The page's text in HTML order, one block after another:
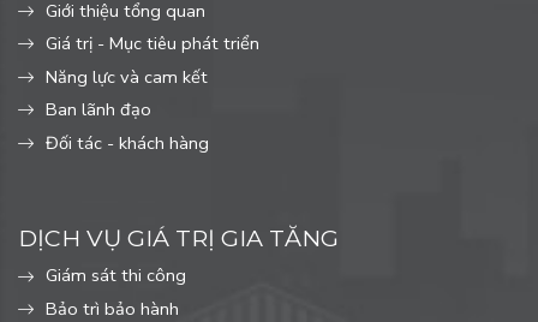
Giới thiệu tổng quan
Giá trị - Mục tiêu phát triển
Năng lực và cam kết
Ban lãnh đạo
Đối tác - khách hàng
DỊCH VỤ GIÁ TRỊ GIA TĂNG
Giám sát thi công
Bảo trì bảo hành